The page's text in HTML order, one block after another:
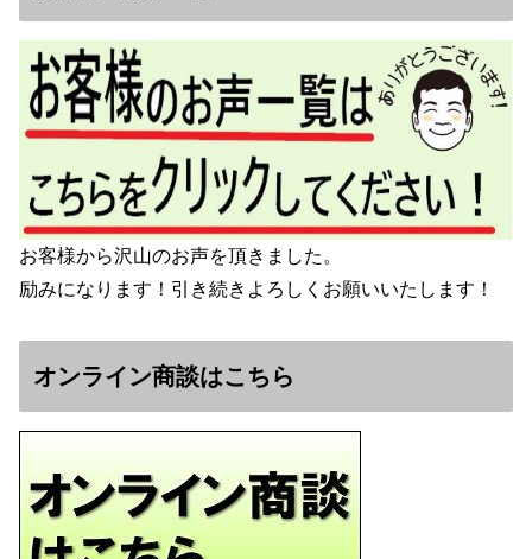
お客様から沢山のお声を頂きました。
励みになります！引き続きよろしくお願いいたします！
オンライン商談はこちら